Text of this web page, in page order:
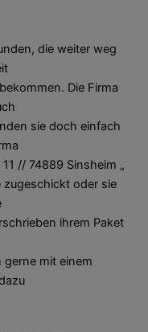
die weiter weg
Die Firma
sie doch einfach
// 74889 Sinsheim „
zugeschickt oder sie
ihrem Paket
gerne mit einem